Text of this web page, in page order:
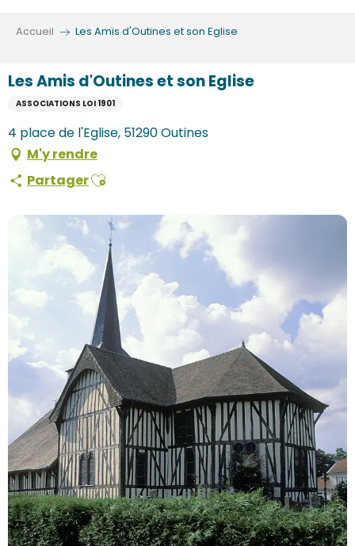
Accueil Les Amis d'Outines et son Eglise
Les Amis d'Outines et son Eglise
ASSOCIATIONS LOI 1901
4 place de l'Eglise, 51290 Outines
M'y rendre
PartagerAjouter aux favoris